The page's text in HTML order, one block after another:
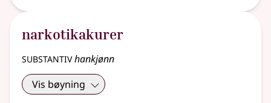
narkotikakurer
substantivhankjønn
Vis bøyning